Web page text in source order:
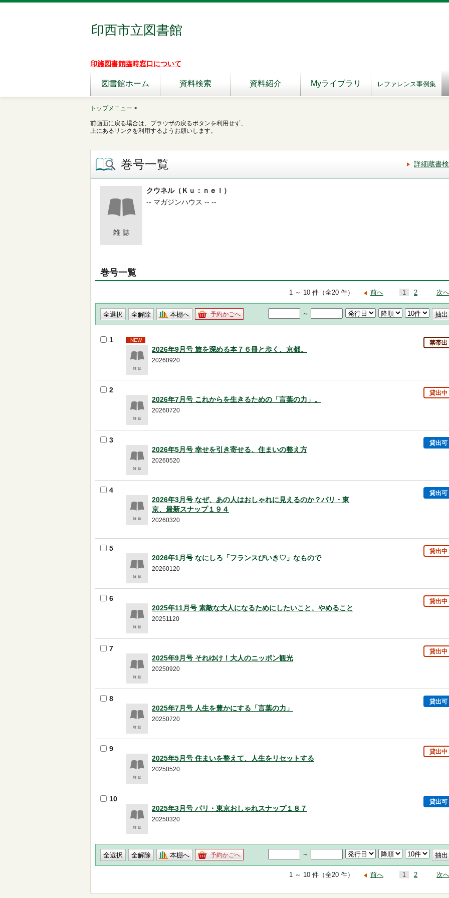
印西市立図書館
印旛図書館臨時窓口について
図書館ホーム 資料検索 資料紹介 Myライブラリ レファレンス事例集
トップメニュー >
前画面に戻る場合は、ブラウザの戻るボタンを利用せず、
上にあるリンクを利用するようお願いします。
巻号一覧 詳細蔵書
クウネル（Ｋｕ：ｎｅｌ）
-- マガジンハウス -- --
巻号一覧
1 ～ 10 件（全20 件） 前へ 1 2 次へ
本棚へ 予約かごへ ～
1 NEW
2026年9月号 旅を深める本７６冊と歩く、京都。
20260920
禁帯出
2
2026年7月号 これからを生きるための「言葉の力」。
20260720
貸出中
3
2026年5月号 幸せを引き寄せる、住まいの整え方
20260520
貸出可
4
2026年3月号 なぜ、あの人はおしゃれに見えるのか？パリ・東
京、最新スナップ１９４
20260320
貸出可
5
2026年1月号 なにしろ「フランスびいき♡」なもので
20260120
貸出中
6
2025年11月号 素敵な大人になるためにしたいこと、やめること
20251120
貸出中
7
2025年9月号 それゆけ！大人のニッポン観光
20250920
貸出中
8
2025年7月号 人生を豊かにする「言葉の力」
20250720
貸出可
9
2025年5月号 住まいを整えて、人生をリセットする
20250520
貸出中
10
2025年3月号 パリ・東京おしゃれスナップ１８７
20250320
貸出可
本棚へ 予約かごへ ～
1 ～ 10 件（全20 件） 前へ 1 2 次へ